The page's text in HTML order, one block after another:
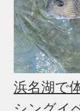
浜名湖で